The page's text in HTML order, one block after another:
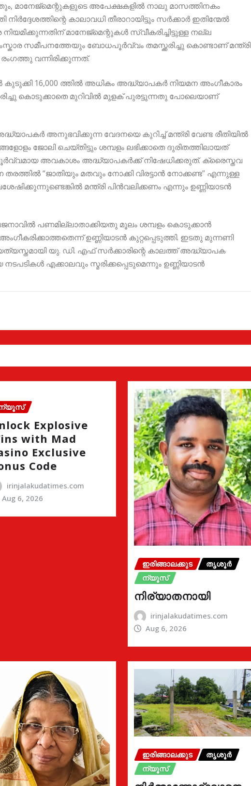
മാനേജ്മെന്റുകളുടെ അപേക്ഷകളിൽ നാലു മാസത്തിനകം
കാലാവധി തീരാറായിട്ടും സർക്കാർ ഇതിന്മേൽ
മാനേജ്മെന്റുകൾ സ്വീകരിച്ചിട്ടുള്ള നല്ല
സമീപനത്തേയും ബോധപൂർവ്വം തമസ്ക്കരിച്ചു കൊണ്ടാണ് മന്ത്രി
വന്നിരിക്കുന്നത്.
കുടുക്കി 16,000 ത്തിൽ അധികം അദ്ധ്യാപകർ നിയമന അംഗീകാരം
കൊടുക്കാതെ മുറിവിൽ മുളക് പുരട്ടുന്നതു പോലെയാണ്
അനുഭവിക്കുന്ന വേദനയെ കുറിച്ച് മന്ത്രി വേണ്ട രീതിയിൽ
ജോലി ചെയ്തിട്ടും ശമ്പളം ലഭിക്കാതെ ദുരിതത്തിലായത്
അവകാശം അദ്ധ്യാപകർക്ക് നിഷേധിക്കരുത്. ക്രൈസ്തവ
“ജാതിയും മതവും നോക്കി വിരട്ടാൻ നോക്കണ്ട” എന്നുള്ള
മന്ത്രി പിൻവലിക്കണം എന്നും ഉണ്ണിയാടൻ
പണമില്ലാതാക്കിയതു മൂലം ശമ്പളം കൊടുക്കാൻ
ഉണ്ണിയാടൻ കുറ്റപ്പെടുത്തി. ഇടതു മുന്നണി
യു. ഡി. എഫ് സർക്കാരിന്റെ കാലത്ത് അദ്ധ്യാപക
എക്കാലവും സ്മരിക്കപ്പെടുമെന്നും ഉണ്ണിയാടൻ
Explosive
with Mad
Exclusive
Code
irinjalakudatimes.com
Aug 6, 2026
ഇരിങ്ങാലക്കുട
തൃശൂർ
ന്യൂസ്
നിര്യാതനായി
irinjalakudatimes.com
Aug 6, 2026
ഇരിങ്ങാലക്കുട
തൃശൂർ
ന്യൂസ്